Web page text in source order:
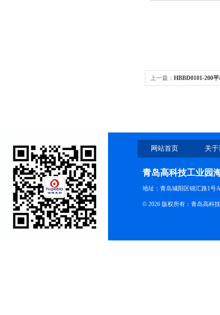
上一篇： HBBD0101-200
网站首页 关
青岛高科技工业园
地址：青岛城阳区锦汇路1号
© 2026 版权所有：青岛高科